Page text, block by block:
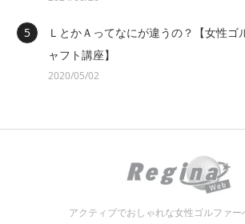
ＬとかＡってなにが違うの？【女性ゴ
ャフト講座】
2020/05/02
アクティブでおしゃれな女性ゴルファ